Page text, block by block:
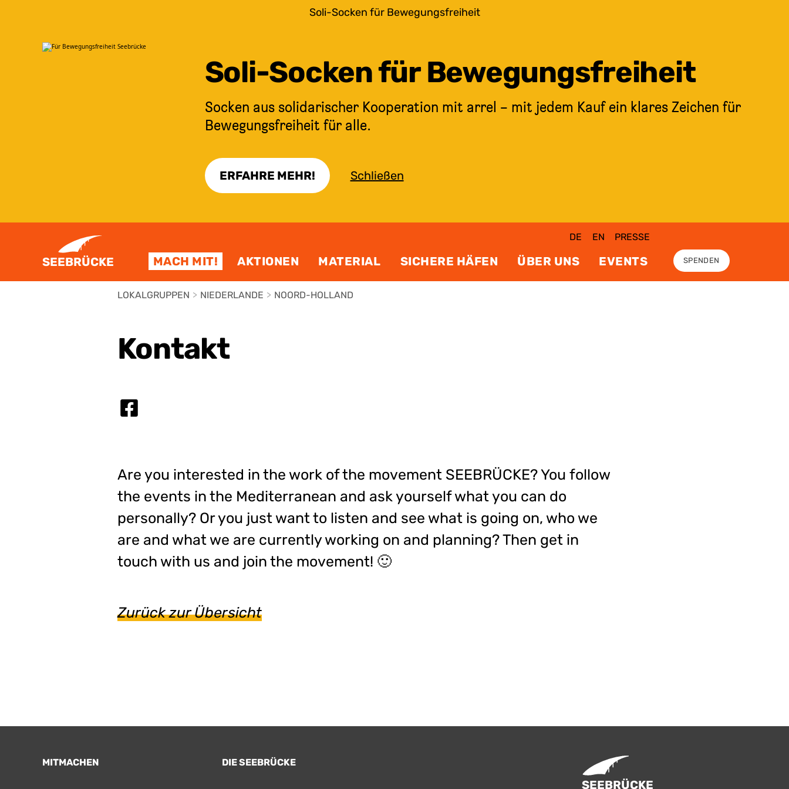
Soli-Socken für Bewegungsfreiheit
Soli-Socken für Bewegungsfreiheit
Socken aus solidarischer Kooperation mit arrel – mit jedem Kauf ein klares Zeichen für
Bewegungsfreiheit für alle.
ERFAHRE MEHR! Schließen
SEEBRÜCKE
DE EN PRESSE
MACH MIT! AKTIONEN MATERIAL SICHERE HÄFEN ÜBER UNS EVENTS SPENDEN
LOKALGRUPPEN > NIEDERLANDE > NOORD-HOLLAND
Kontakt
Are you interested in the work of the movement SEEBRÜCKE? You follow
the events in the Mediterranean and ask yourself what you can do
personally? Or you just want to listen and see what is going on, who we
are and what we are currently working on and planning? Then get in
touch with us and join the movement! 🙂
Zurück zur Übersicht
MITMACHEN DIE SEEBRÜCKE
SEEBRÜCKE